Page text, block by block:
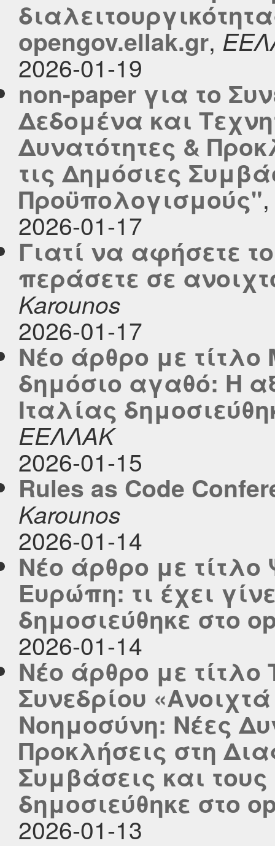
opengov.ellak.gr,
2026-01-19
non-paper για το
Δεδομένα και
Δυνατότητες &
τις Δημόσιες
Προϋπολογισμούς"
2026-01-17
Γιατί να αφήσετε
περάσετε σε
Karounos
2026-01-17
Νέο άρθρο με
δημόσιο αγαθό: Η
Ιταλίας
ΕΕΛΛΑΚ
2026-01-15
Rules as Code
Karounos
2026-01-14
Νέο άρθρο με
Ευρώπη: τι έχει
δημοσιεύθηκε στο
2026-01-14
Νέο άρθρο με
Συνεδρίου
Νοημοσύνη: Νέες
Προκλήσεις στη
Συμβάσεις και
δημοσιεύθηκε στο
2026-01-13